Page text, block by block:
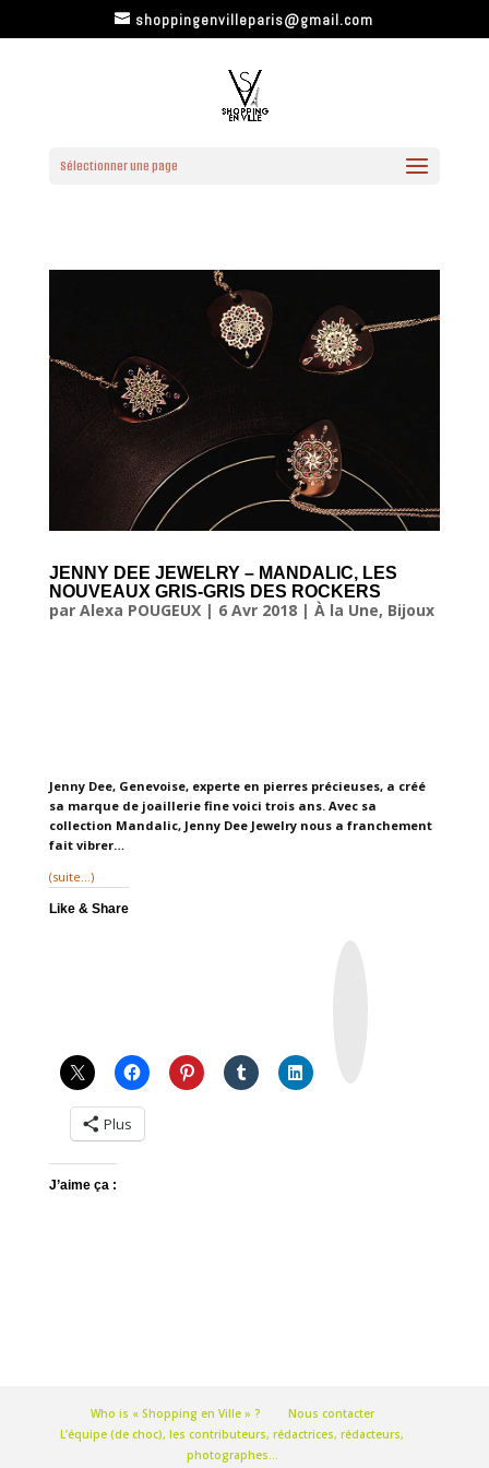
shoppingenvilleparis@gmail.com
Sélectionner une page
JENNY DEE JEWELRY – MANDALIC, LES
NOUVEAUX GRIS-GRIS DES ROCKERS
par Alexa POUGEUX| 6 Avr 2018| À la Une, Bijoux
Jenny Dee, Genevoise, experte en pierres précieuses, a créé
sa marque de joaillerie fine voici trois ans. Avec sa
collection Mandalic, Jenny Dee Jewelry nous a franchement
fait vibrer…
(suite…)
Like & Share
Plus
J’aime ça :
Who is « Shopping en Ville » ?
Nous contacter
L’équipe (de choc), les contributeurs, rédactrices, rédacteurs,
photographes…